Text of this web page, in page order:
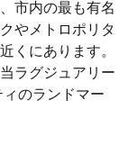
市内の最も有名
やメトロポリタ
くにあります。
ラグジュアリー
のランドマー